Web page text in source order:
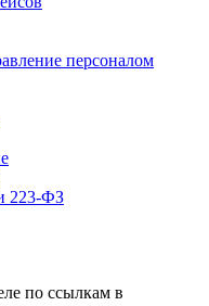
персоналом
223‑ФЗ
по ссылкам в